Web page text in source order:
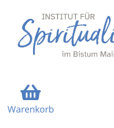
Warenkorb